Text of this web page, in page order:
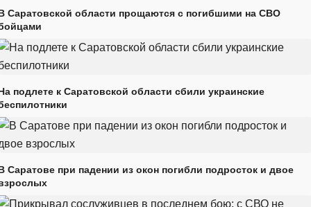
Саратовской области прощаются с погибшими на СВО
подлете к Саратовской области сбили украинские
Саратове при падении из окон погибли подросток и двое